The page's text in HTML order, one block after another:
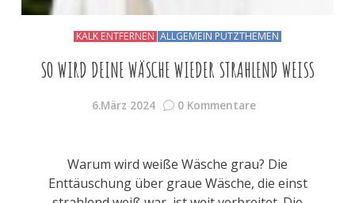
KALK ENTFERNEN ALLGEMEIN PUTZTHEMEN
SO WIRD DEINE WÄSCHE WIEDER STRAHLEND WEISS
6.März 2024 0 Kommentare
Warum wird weiße Wäsche grau? Die
Enttäuschung über graue Wäsche, die einst